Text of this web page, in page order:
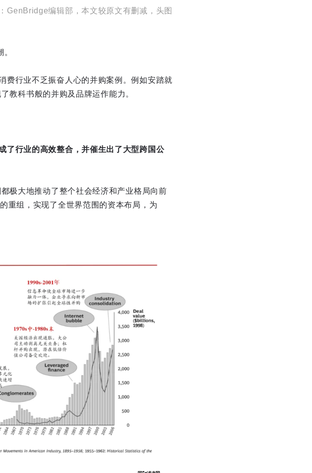
GenBridge编辑部，本文较原文有删减，头图
行业不乏振奋人心的并购案例。例如安踏就
教科书般的并购及品牌运作能力。
了行业的高效整合，并催生出了大型跨国公
极大地推动了整个社会经济和产业格局向前
重组，实现了全世界范围的资本布局，为